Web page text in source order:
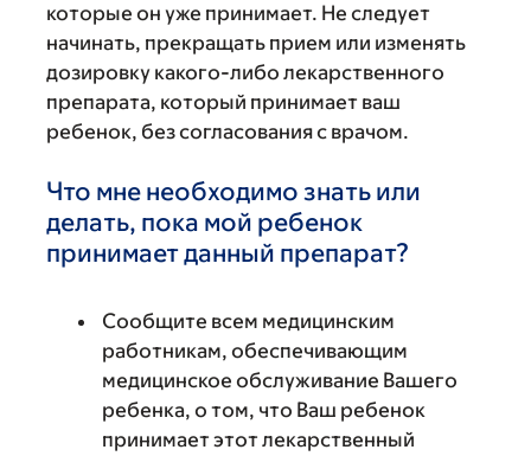
которые он уже принимает. Не следует
начинать, прекращать прием или изменять
дозировку какого-либо лекарственного
препарата, который принимает ваш
ребенок, без согласования с врачом.
Что мне необходимо знать или
делать, пока мой ребенок
принимает данный препарат?
Сообщите всем медицинским
работникам, обеспечивающим
медицинское обслуживание Вашего
ребенка, о том, что Ваш ребенок
принимает этот лекарственный